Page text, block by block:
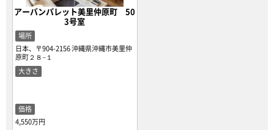
アーバンパレット美里仲原町 50
3号室
場所
日本、〒904-2156 沖縄県沖縄市美里仲
原町２８−１
大きさ
価格
4,550万円